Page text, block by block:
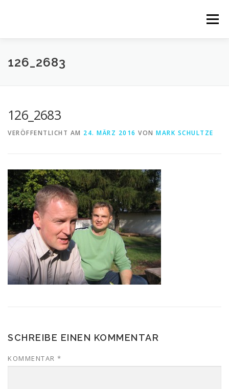
Menü
HOME BALD IST ES SOWEIT
LOGIN
126_2683
126_2683
VERÖFFENTLICHT AM 24. MÄRZ 2016 VON MARK SCHULTZE
SCHREIBE EINEN KOMMENTAR
KOMMENTAR *